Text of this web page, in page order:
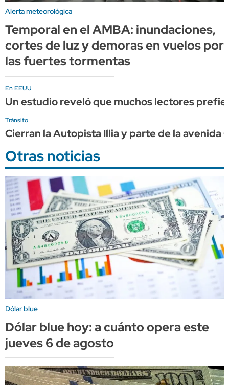
Alerta meteorológica
Temporal en el AMBA: inundaciones,
cortes de luz y demoras en vuelos por
las fuertes tormentas
En EEUU
Un estudio reveló que muchos lectores
Tránsito
Cierran la Autopista Illia y parte de la avenida
Otras noticias
Dólar blue
Dólar blue hoy: a cuánto opera este
jueves 6 de agosto